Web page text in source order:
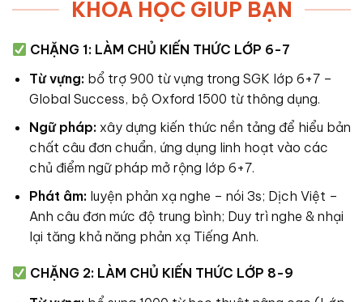
KHÓA HỌC GIÚP BẠN
CHẶNG 1: LÀM CHỦ KIẾN THỨC LỚP 6-7
Từ vựng:bổ trợ 900 từ vựng trong SGK lớp 6+7 –
Global Success, bộ Oxford 1500 từ thông dụng.
Ngữ pháp:xây dựng kiến thức nền tảng để hiểu bản
chất câu đơn chuẩn, ứng dụng linh hoạt vào các
chủ điểm ngữ pháp mở rộng lớp 6+7.
Phát âm: luyện phản xạ nghe – nói 3s; Dịch Việt –
Anh câu đơn mức độ trung bình; Duy trì nghe & nhại
lại tăng khả năng phản xạ Tiếng Anh.
CHẶNG 2: LÀM CHỦ KIẾN THỨC LỚP 8-9